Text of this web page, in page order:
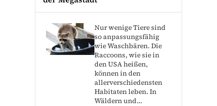
Nur wenige Tiere sind
so anpassungsfähig
wie Waschbären. Die
Raccoons, wie sie in
den USA heißen,
können in den
allerverschiedensten
Habitaten leben. In
Wäldern und…